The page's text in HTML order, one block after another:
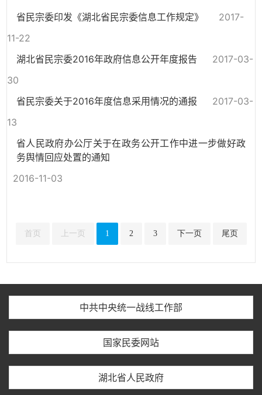
省民宗委印发《湖北省民宗委信息工作规定》
2017-
11-22
湖北省民宗委2016年政府信息公开年度报告
2017-03-
30
省民宗委关于2016年度信息采用情况的通报
2017-03-
13
省人民政府办公厅关于在政务公开工作中进一步做好政
务舆情回应处置的通知
2016-11-03
首页 上一页 1 2 3 下一页 尾页
中共中央统一战线工作部
国家民委网站
湖北省人民政府